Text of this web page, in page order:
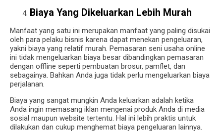
Biaya Yang Dikeluarkan Lebih Murah
Manfaat yang satu ini merupakan manfaat yang paling disukai
oleh para pelaku bisnis karena dapat menekan pengeluaran,
yakni biaya yang relatif murah. Pemasaran seni usaha online
ini tidak mengeluarkan biaya besar dibandingkan pemasaran
dengan offline seperti pembuatan brosur, pamflet, dan
sebagainya. Bahkan Anda juga tidak perlu mengeluarkan biaya
perjalanan.
Biaya yang sangat mungkin Anda keluarkan adalah ketika
Anda ingin memasang iklan mengenai produk Anda di media
sosial maupun website tertentu. Hal ini lebih praktis untuk
dilakukan dan cukup menghemat biaya pengeluaran lainnya.